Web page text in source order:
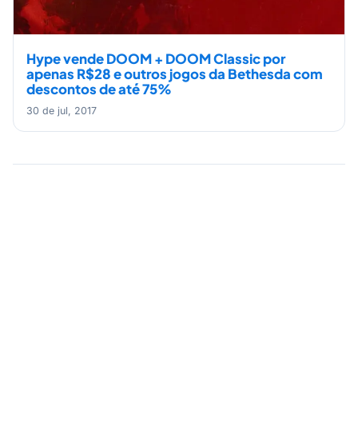
Hype vende DOOM + DOOM Classic por
apenas R$28 e outros jogos da Bethesda com
descontos de até 75%
30 de jul, 2017